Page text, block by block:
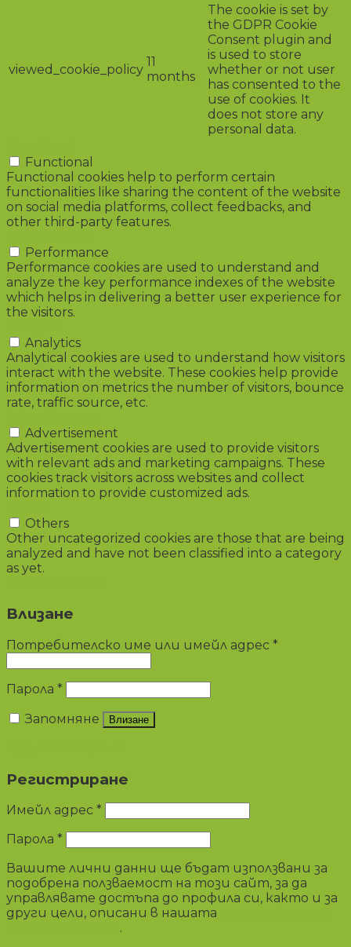
viewed_cookie_policy
11
months
The cookie is set by
the GDPR Cookie
Consent plugin and
is used to store
whether or not user
has consented to the
use of cookies. It
does not store any
personal data.
Functional
Functional cookies help to perform certain
functionalities like sharing the content of the website
on social media platforms, collect feedbacks, and
other third-party features.
Performance
Performance cookies are used to understand and
analyze the key performance indexes of the website
which helps in delivering a better user experience for
the visitors.
Analytics
Analytical cookies are used to understand how visitors
interact with the website. These cookies help provide
information on metrics the number of visitors, bounce
rate, traffic source, etc.
Advertisement
Advertisement cookies are used to provide visitors
with relevant ads and marketing campaigns. These
cookies track visitors across websites and collect
information to provide customized ads.
Others
Other uncategorized cookies are those that are being
analyzed and have not been classified into a category
as yet.
Влизане
Потребителско име или имейл адрес *
Парола *
Запомняне
Влизане
Регистриране
Имейл адрес *
Парола *
Вашите лични данни ще бъдат използвани за
подобрена ползваемост на този сайт, за да
управлявате достъпа до профила си, както и за
други цели, описани в нашата
.